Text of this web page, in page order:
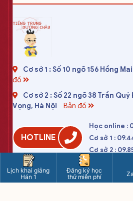
Cơ sở 1 : Số 10 ngõ 156 Hồng
đồ
Cơ sở 2 : Số 22 ngõ 38 Trần
Vọng, Hà Nội
Bản đồ
HOTLINE
Học online :
Cơ sở 1 :
Cơ sở 2 :
www.tiengtrung.com
Lịch khai giảng
Hán 1
Đăng ký học
thử miễn phí